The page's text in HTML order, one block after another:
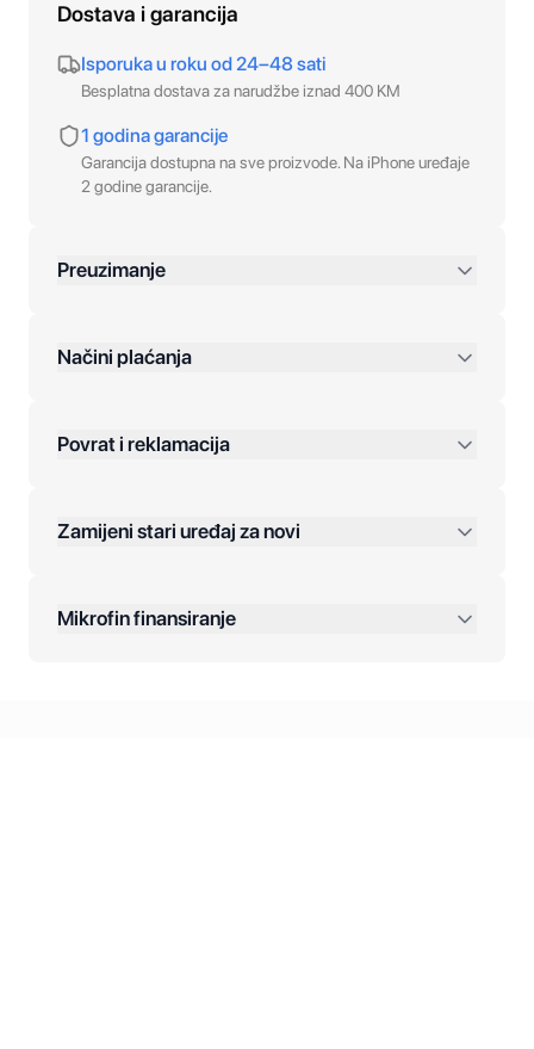
Dostava i garancija
Isporuka u roku od 24–48 sati
Besplatna dostava za narudžbe iznad 400 KM
1 godina garancije
Garancija dostupna na sve proizvode. Na iPhone uređaje
2 godine garancije.
Preuzimanje
Načini plaćanja
Plaćanje na rate:
Povrat i reklamacija
Zamijeni stari uređaj za novi
Mikrofin finansiranje